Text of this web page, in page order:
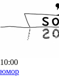
10:00
юмор